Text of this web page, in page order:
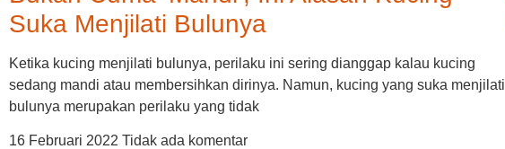
Suka Menjilati Bulunya
Ketika kucing menjilati bulunya, perilaku ini sering dianggap kalau kucing
sedang mandi atau membersihkan dirinya. Namun, kucing yang suka menjilati
bulunya merupakan perilaku yang tidak
16 Februari 2022 Tidak ada komentar